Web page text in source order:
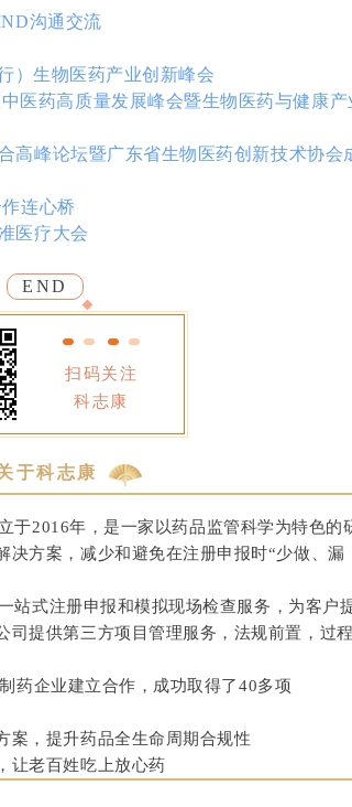
沟通交流
）生物医药产业创新峰会
医药高质量发展峰会暨生物医药与健康产
高峰论坛暨广东省生物医药创新技术协会
连心桥
医疗大会
END
扫码关注
科志康
于科志康
于2016年，是一家以药品监管科学为特色的
决方案，减少和避免在注册申报时“少做、漏
式注册申报和模拟现场检查服务，为客户
司提供第三方项目管理服务，法规前置，过
药企业建立合作，成功取得了40多项
案，提升药品全生命周期合规性
让老百姓吃上放心药